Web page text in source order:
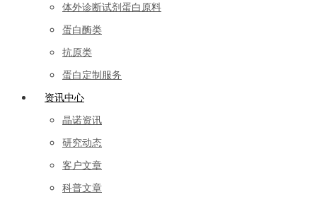
体外诊断试剂蛋白原料
蛋白酶类
抗原类
蛋白定制服务
资讯中心
晶诺资讯
研究动态
客户文章
科普文章